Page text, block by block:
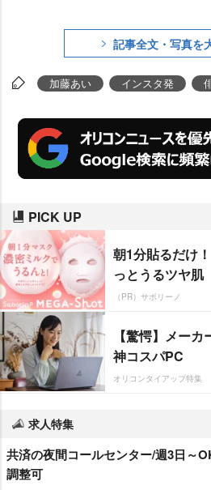
記事全文・写真を
加藤あい インスタ発
PICK UP
朝1分貼るだけ
っとうるツヤ肌
（PR）サボリーノ
【驚愕】メー
神コスパPC
オリコンタイアップ特集
求人特集
共済の夜間コールセンター/週3日～
調整可